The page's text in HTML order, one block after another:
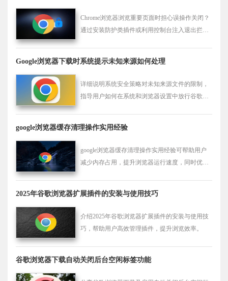
Chrome浏览器浏览重要页面时担心误操作关闭？
通过安装防护类插件或利用控制台注入退出拦截
Google浏览器下载时系统提示未知来源如何处理
详细说明系统安全策略对未知来源文件的限制，
指导用户如何在系统和浏览器设置中放行谷歌浏
google浏览器缓存清理操作实用经验
google浏览器缓存清理操作实用经验可帮助用户
减少内存占用，提升浏览器运行速度，同时优化
2025年谷歌浏览器扩展插件的安装与使用技巧
介绍2025年谷歌浏览器扩展插件的安装与使用技
巧，帮助用户高效管理插件，提升浏览效率。
谷歌浏览器下载自动关闭后台空闲标签功能